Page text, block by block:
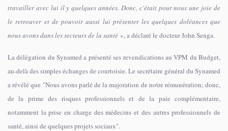
travailler avec lui il y quelques années. Donc, c'était pour nous une joie de
le retrouver et de pouvoir aussi lui présenter les quelques doléances que
nous avons dans les secteurs de la santé », a déclaré le docteur John Senga.
La délégation du Synamed a présenté ses revendications au VPM du Budget,
au-delà des simples échanges de courtoisie. Le secrétaire général du Synamed
a révélé que "Nous avons parlé de la majoration de notre rémunération; donc,
de la prime des risques professionnels et de la paie complémentaire,
notamment la prise en charge des médecins et des autres professionnels de
santé, ainsi de quelques projets sociaux".